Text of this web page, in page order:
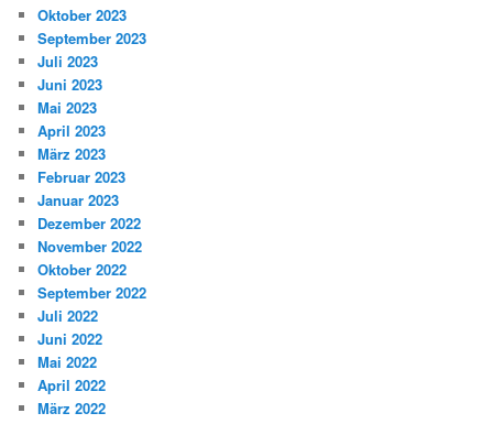
Oktober 2023
September 2023
Juli 2023
Juni 2023
Mai 2023
April 2023
März 2023
Februar 2023
Januar 2023
Dezember 2022
November 2022
Oktober 2022
September 2022
Juli 2022
Juni 2022
Mai 2022
April 2022
März 2022